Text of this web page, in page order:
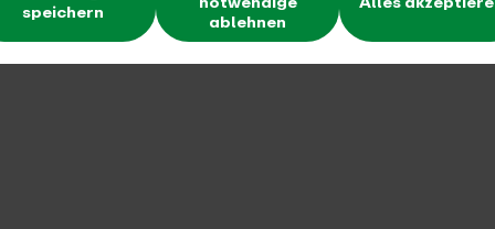
speichern ablehnen